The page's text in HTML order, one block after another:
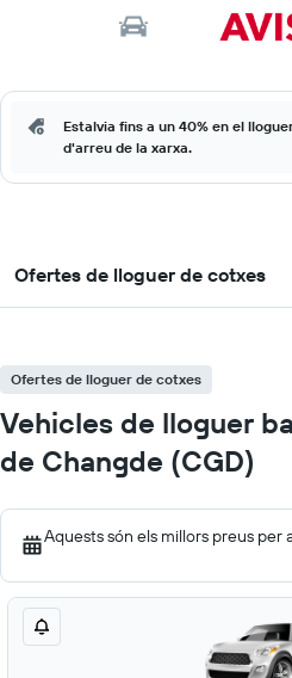
Estalvia fins a un 40% en el
d'arreu de la xarxa.
Ofertes de lloguer de cotxes
Ofertes de lloguer de cotxes
Vehicles de lloguer
de Changde (CGD)
Aquests són els millors preus per